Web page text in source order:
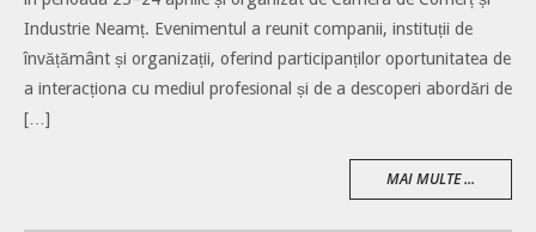
Industrie Neamț. Evenimentul a reunit companii, instituții de
învățământ și organizații, oferind participanților oportunitatea de
a interacționa cu mediul profesional și de a descoperi abordări de
[…]
MAI MULTE ...